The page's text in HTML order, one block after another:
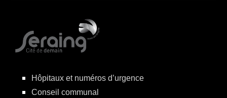
Hôpitaux et numéros d’urgence
Conseil communal